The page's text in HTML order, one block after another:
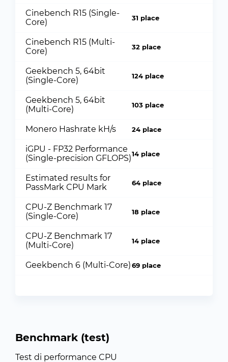
Cinebench R15 (Single-
Core)
31 place
Cinebench R15 (Multi-
Core)
32 place
Geekbench 5, 64bit
(Single-Core)
124 place
Geekbench 5, 64bit
(Multi-Core)
103 place
Monero Hashrate kH/s 24 place
iGPU - FP32 Performance
(Single-precision GFLOPS)14 place
Estimated results for
PassMark CPU Mark
64 place
CPU-Z Benchmark 17
(Single-Core)
18 place
CPU-Z Benchmark 17
(Multi-Core)
14 place
Geekbench 6 (Multi-Core)69 place
Benchmark (test)
Test di performance CPU